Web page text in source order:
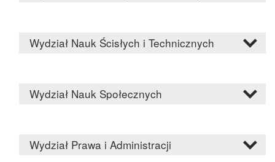
Wydział Nauk Ścisłych i Technicznych
Wydział Nauk Społecznych
Wydział Prawa i Administracji